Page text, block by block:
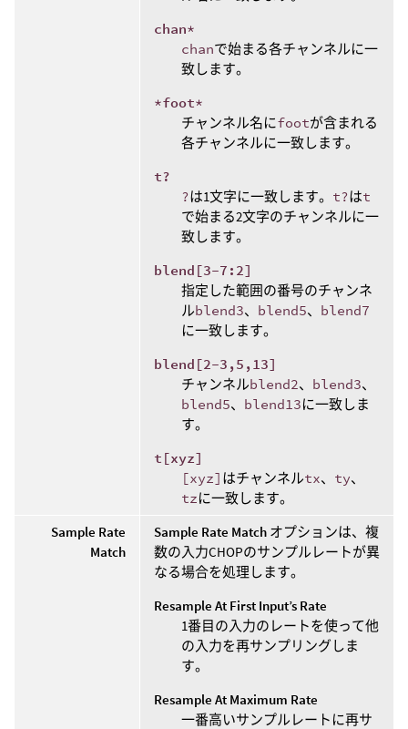
chan*
chanで始まる各チャンネルに一
致します。
*foot*
チャンネル名にfootが含まれる
各チャンネルに一致します。
t?
?は1文字に一致します。 t?はt
で始まる2文字のチャンネルに一
致します。
blend[3-7:2]
指定した範囲の番号のチャンネ
ルblend3、 blend5、 blend7
に一致します。
blend[2-3,5,13]
チャンネルblend2、 blend3、
blend5、 blend13に一致しま
す。
t[xyz]
[xyz] はチャンネルtx、 ty、
tzに一致します。
Sample Rate
Match
Sample Rate Match オプションは、複
数の入力CHOPのサンプルレートが異
なる場合を処理します。
Resample At First Input’s Rate
1番目の入力のレートを使って他
の入力を再サンプリングしま
す。
Resample At Maximum Rate
一番高いサンプルレートに再サ